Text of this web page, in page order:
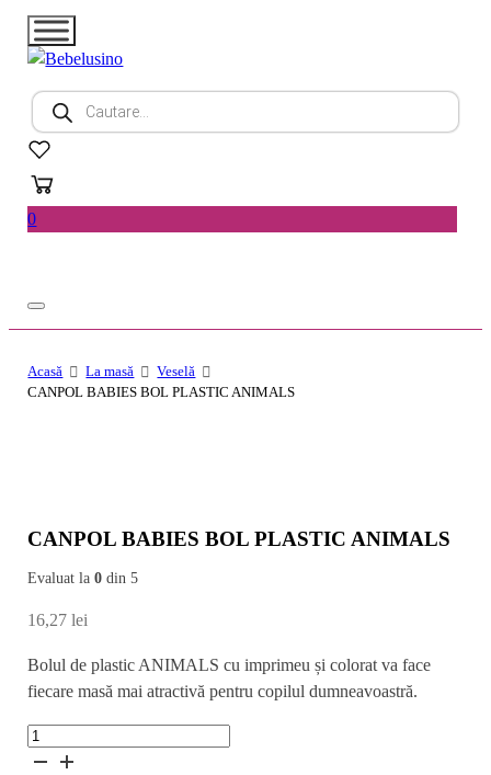
Products
search
0
Acasă La masă
Veselă
CANPOL BABIES BOL PLASTIC ANIMALS
CANPOL BABIES BOL PLASTIC ANIMALS
Evaluat la0 din 5
16,27lei
Bolul de plastic ANIMALS cu imprimeu și colorat va face
fiecare masă mai atractivă pentru copilul dumneavoastră.
Cantitate
CANPOL